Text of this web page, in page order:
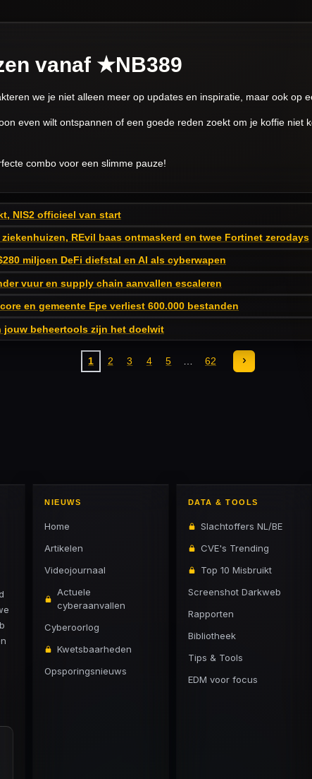
vanaf ★NB389
we je niet alleen meer op updates en inspiratie, maar ook op
even wilt ontspannen of een goede reden zoekt om je koffie niet
combo voor een slimme pauze!
NIS2 officieel van start
REvil baas ontmaskerd en twee Fortinet zerodays
miljoen DeFi diefstal en AI als cyberwapen
vuur en supply chain aanvallen escaleren
en gemeente Epe verliest 600.000 bestanden
jouw beheertools zijn het doelwit
1 2 3 4 5 62
NIEUWS
Home
Artikelen
Videojournaal
Actuele
cyberaanvallen
Cyberoorlog
Kwetsbaarheden
Opsporingsnieuws
DATA & TOOLS
Slachtoffers NL/BE
CVE's Trending
Top 10 Misbruikt
Screenshot Darkweb
Rapporten
Bibliotheek
Tips & Tools
EDM voor focus